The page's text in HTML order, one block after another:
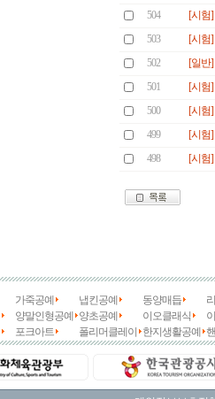
504
[시험]
503
[시험]
502
[일반]
501
[시험]
500
[시험]
499
[시험]
498
[시험]
가죽공예 냅킨공예 동양매듭
양말인형공예 양초공예 이오클래식
포크아트 폴리머클레이 한지생활공예